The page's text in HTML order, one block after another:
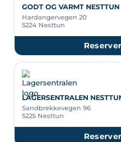
GODT OG VARMT NESTTUN
Hardangervegen 20
5224 Nesttun
LAGERSENTRALEN
Sandbrekkevegen 96
5225 Nesttun